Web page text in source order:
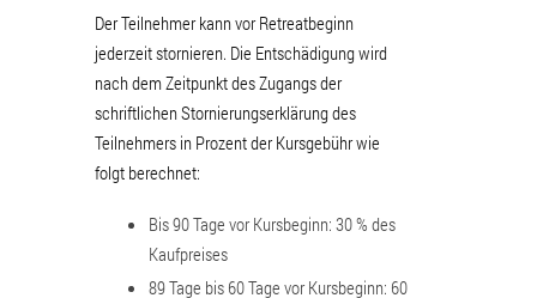
Der Teilnehmer kann vor Retreatbeginn
jederzeit stornieren. Die Entschädigung wird
nach dem Zeitpunkt des Zugangs der
schriftlichen Stornierungserklärung des
Teilnehmers in Prozent der Kursgebühr wie
folgt berechnet:
Bis 90 Tage vor Kursbeginn: 30 % des
Kaufpreises
89 Tage bis 60 Tage vor Kursbeginn: 60